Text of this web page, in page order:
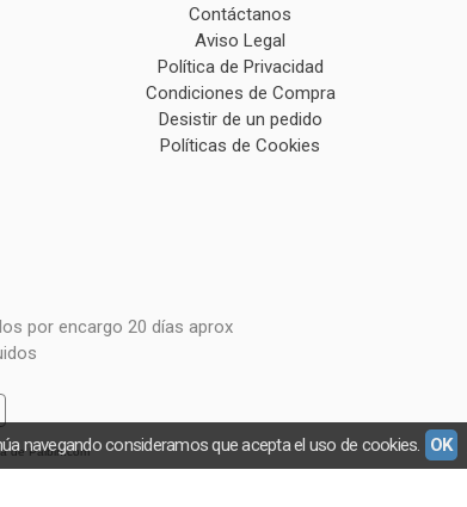
Contáctanos
Aviso Legal
Política de Privacidad
Condiciones de Compra
Desistir de un pedido
Políticas de Cookies
por encargo 20 días aprox
de Palbin.com
navegando consideramos que acepta el uso de cookies. OK